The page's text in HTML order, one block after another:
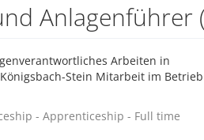
Anlagenführer
Arbeiten in
Stein Mitarbeit im Betrieb
- Apprenticeship - Full time